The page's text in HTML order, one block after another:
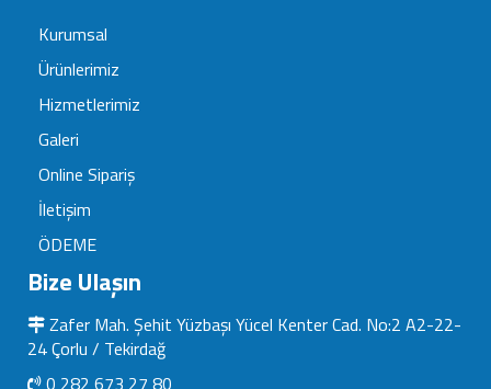
Kurumsal
Ürünlerimiz
Hizmetlerimiz
Galeri
Online Sipariş
İletişim
ÖDEME
Bize Ulaşın
Zafer Mah. Şehit Yüzbaşı Yücel Kenter Cad. No:2 A2-22-
24 Çorlu / Tekirdağ
0 282 673 27 80